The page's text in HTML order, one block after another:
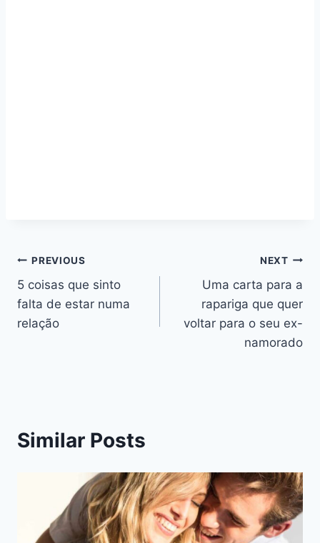
Navegação
de
artigos
PREVIOUS
5 coisas que sinto
falta de estar numa
relação
NEXT
Uma carta para a
rapariga que quer
voltar para o seu ex-
namorado
Similar Posts